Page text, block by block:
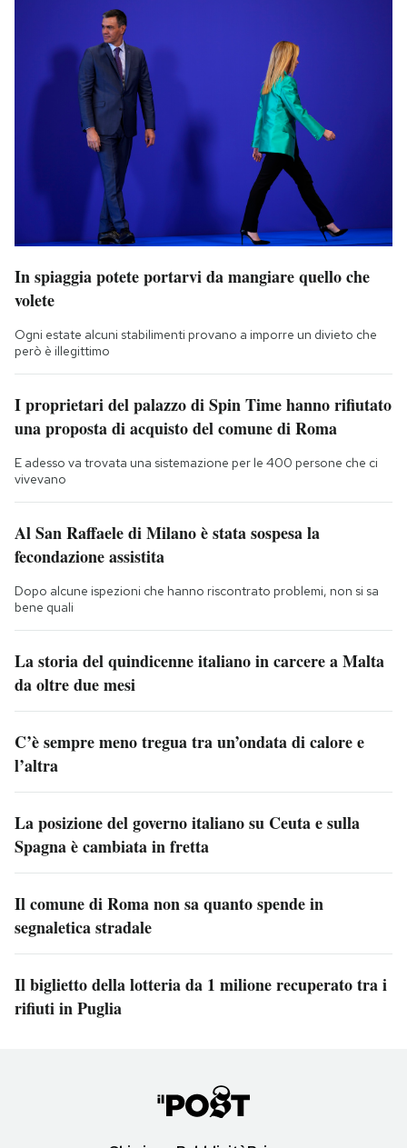
In spiaggia potete portarvi da mangiare quello che
volete
Ogni estate alcuni stabilimenti provano a imporre un divieto che
però è illegittimo
I proprietari del palazzo di Spin Time hanno rifiutato
una proposta di acquisto del comune di Roma
E adesso va trovata una sistemazione per le 400 persone che ci
vivevano
Al San Raffaele di Milano è stata sospesa la
fecondazione assistita
Dopo alcune ispezioni che hanno riscontrato problemi, non si sa
bene quali
La storia del quindicenne italiano in carcere a Malta
da oltre due mesi
C’è sempre meno tregua tra un’ondata di calore e
l’altra
La posizione del governo italiano su Ceuta e sulla
Spagna è cambiata in fretta
Il comune di Roma non sa quanto spende in
segnaletica stradale
Il biglietto della lotteria da 1 milione recuperato tra i
rifiuti in Puglia